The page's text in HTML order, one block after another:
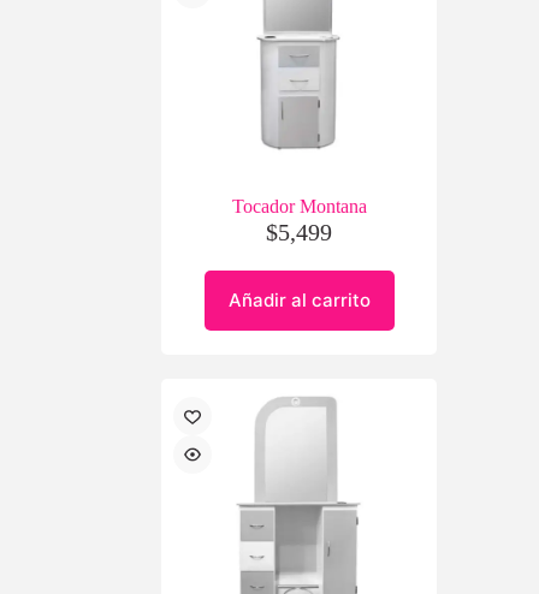
Tocador Montana
$5,499
Añadir al carrito